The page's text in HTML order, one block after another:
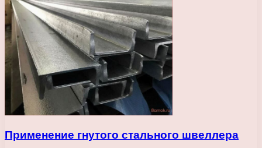
Применение гнутого стального швеллера